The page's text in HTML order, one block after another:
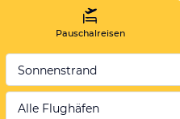
Pauschalreisen
Sonnenstrand
Alle Flughäfen